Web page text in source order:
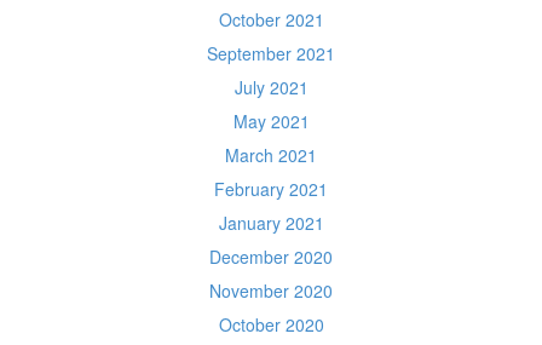
October 2021
September 2021
July 2021
May 2021
March 2021
February 2021
January 2021
December 2020
November 2020
October 2020